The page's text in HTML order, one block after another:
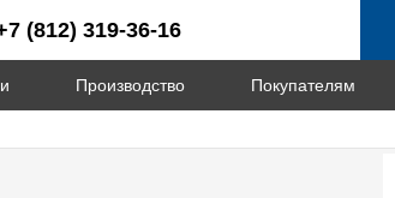
(812) 319-36-16
Производство Покупателям